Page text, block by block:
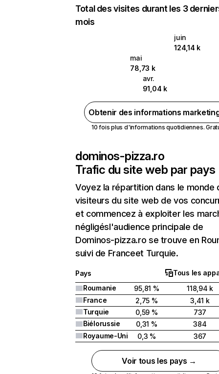
Total des visites durant les 3
mois
juin
124,14 k
mai
78,73 k
avr.
91,04 k
Obtenir des informations
10 fois plus d'informations quotidiennes.
dominos-pizza.ro
Trafic du site web par pays
Voyez la répartition dans le monde
visiteurs du site web de vos
et commencez à exploiter les
négligésl'audience principale de
Dominos-pizza.ro se trouve en
suivi de Franceet Turquie.
Pays
Tous les
Roumanie
95,81 %
118,94 k
France
2,75 %
3,41 k
Turquie
0,59 %
737
Biélorussie
0,31 %
384
Royaume-Uni
0,3 % 367
Voir tous les pays →